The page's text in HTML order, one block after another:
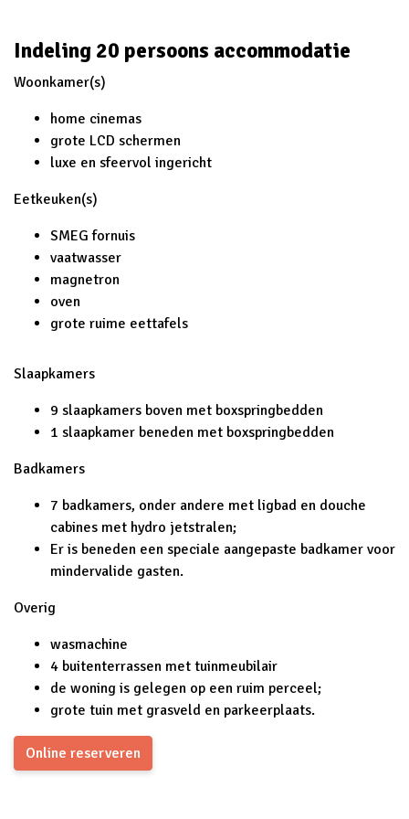
Indeling 20 persoons accommodatie
Woonkamer(s)
home cinemas
grote LCD schermen
luxe en sfeervol ingericht
Eetkeuken(s)
SMEG fornuis
vaatwasser
magnetron
oven
grote ruime eettafels
Slaapkamers
9 slaapkamers boven met boxspringbedden
1 slaapkamer beneden met boxspringbedden
Badkamers
7 badkamers, onder andere met ligbad en douche
cabines met hydro jetstralen;
Er is beneden een speciale aangepaste badkamer voor
mindervalide gasten.
Overig
wasmachine
4 buitenterrassen met tuinmeubilair
de woning is gelegen op een ruim perceel;
grote tuin met grasveld en parkeerplaats.
Online reserveren